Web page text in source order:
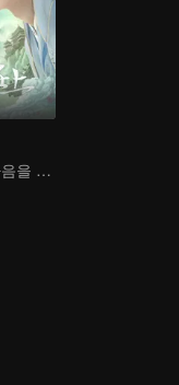
미남의 함정: 마음을 사로잡다